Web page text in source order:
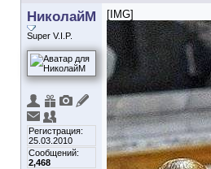
НиколайМ
Super V.I.P.
Регистрация:
25.03.2010
Сообщений:
2,468
[IMG]